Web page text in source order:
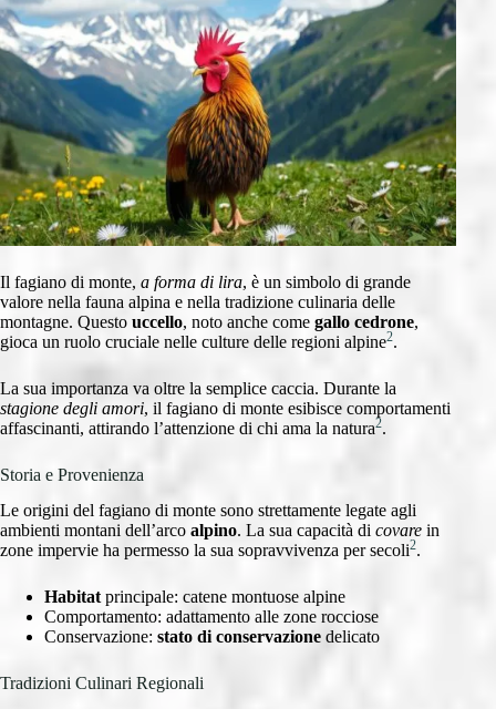
Il fagiano di monte, a forma di lira, è un simbolo di grande
valore nella fauna alpina e nella tradizione culinaria delle
montagne. Questo uccello, noto anche come gallo cedrone,
gioca un ruolo cruciale nelle culture delle regioni alpine2.
La sua importanza va oltre la semplice caccia. Durante la
stagione degli amori, il fagiano di monte esibisce comportamenti
affascinanti, attirando l’attenzione di chi ama la natura2.
Storia e Provenienza
Le origini del fagiano di monte sono strettamente legate agli
ambienti montani dell’arco alpino. La sua capacità di covare in
zone impervie ha permesso la sua sopravvivenza per secoli2.
Habitat principale: catene montuose alpine
Comportamento: adattamento alle zone rocciose
Conservazione: stato di conservazione delicato
Tradizioni Culinari Regionali